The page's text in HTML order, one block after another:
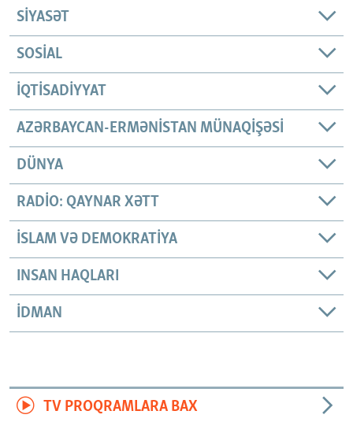
SIYASƏT
SOSIAL
İQTISADIYYAT
AZƏRBAYCAN-ERMƏNISTAN MÜNAQIŞƏSI
DÜNYA
RADIO: QAYNAR XƏTT
İSLAM VƏ DEMOKRATIYA
INSAN HAQLARI
İDMAN
TV PROQRAMLARA BAX